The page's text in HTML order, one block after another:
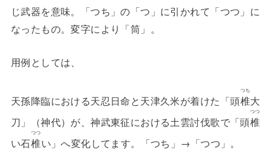
じ武器を意味。「つち」の「つ」に引かれて「つつ」に
なったもの。変字により「筒」。
用例としては、
天孫降臨における天忍日命と天津久米が着けた「頭椎
つち
大
刀」（神代）が、神武東征における土雲討伐歌で「頭椎
つつ
い石椎
つつ
い」へ変化してます。「つち」→「つつ」。